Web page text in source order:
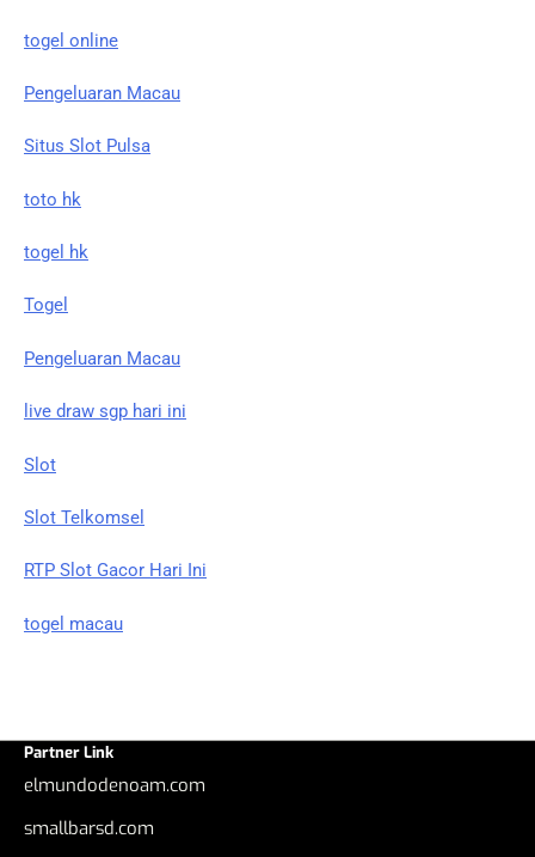
togel online
Pengeluaran Macau
Situs Slot Pulsa
toto hk
togel hk
Togel
Pengeluaran Macau
live draw sgp hari ini
Slot
Slot Telkomsel
RTP Slot Gacor Hari Ini
togel macau
Partner Link
elmundodenoam.com
smallbarsd.com